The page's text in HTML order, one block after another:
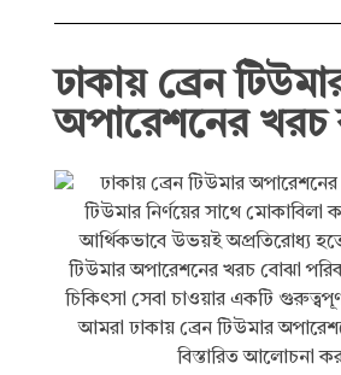
ঢাকায় ব্রেন
অপারেশনের খরচ